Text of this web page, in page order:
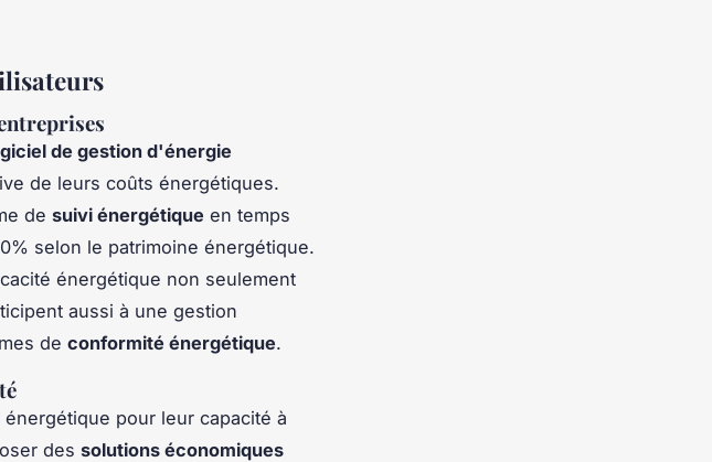
de gestion d'énergie
de leurs coûts énergétiques.
de suivi énergétique en temps
selon le patrimoine énergétique.
énergétique non seulement
aussi à une gestion
de conformité énergétique.
pour leur capacité à
des solutions économiques